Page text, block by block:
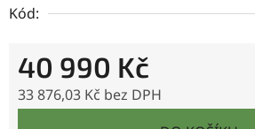
Kód:
40 990 Kč
33 876,03 Kč bez DPH